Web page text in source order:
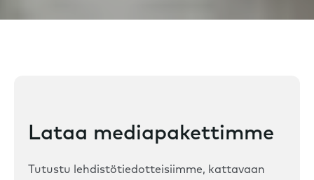
Lataa mediapakettimme
Tutustu lehdistötiedotteisiimme, kattavaan